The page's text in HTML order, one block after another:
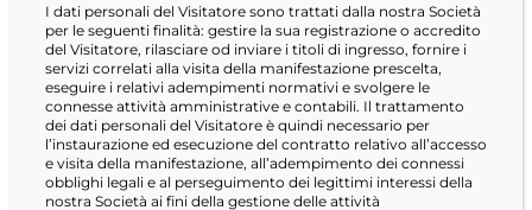
I dati personali del Visitatore sono trattati dalla nostra Società
per le seguenti finalità: gestire la sua registrazione o accredito
del Visitatore, rilasciare od inviare i titoli di ingresso, fornire i
servizi correlati alla visita della manifestazione prescelta,
eseguire i relativi adempimenti normativi e svolgere le
connesse attività amministrative e contabili. Il trattamento
dei dati personali del Visitatore è quindi necessario per
l’instaurazione ed esecuzione del contratto relativo all’accesso
e visita della manifestazione, all’adempimento dei connessi
obblighi legali e al perseguimento dei legittimi interessi della
nostra Società ai fini della gestione delle attività